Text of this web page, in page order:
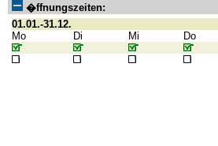
�ffnungszeiten:
01.01.-31.12.
Mo
Di Mi Do